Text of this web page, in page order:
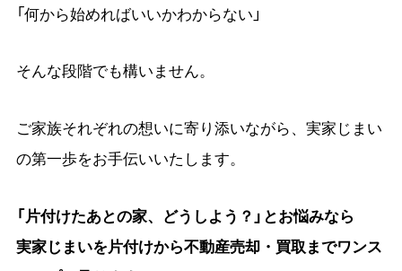
「何から始めればいいかわからない」
そんな段階でも構いません。
ご家族それぞれの想いに寄り添いながら、実家じまい
の第一歩をお手伝いいたします。
「片付けたあとの家、どうしよう？」とお悩みなら
実家じまいを片付けから不動産売却・買取までワンス